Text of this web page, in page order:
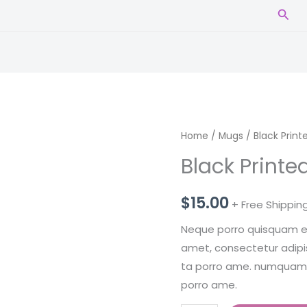
Home / Mugs / Black
Black
$15.00 + Free
Neque porro quisquam
amet, consectetur
ta porro ame.
porro ame.